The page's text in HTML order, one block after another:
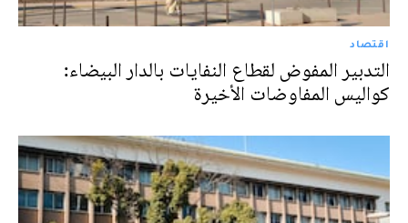
اقتصاد
التدبير المفوض لقطاع النفايات بالدار البيضاء:
كواليس المفاوضات الأخيرة